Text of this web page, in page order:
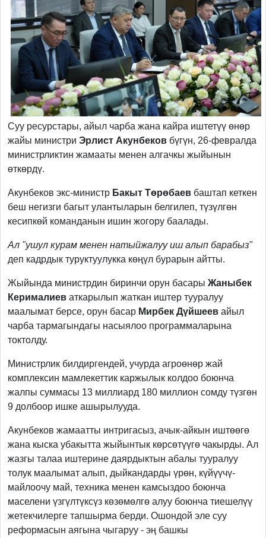
Суу ресурстары, айыл чарба жана кайра иштетүү өнөр
жайы министри Эрлист Акунбеков бүгүн, 26-февралда
министрликтин жамааты менен алгачкы жыйынын
өткөрдү.
Акунбеков экс-министр Бакыт Төрөбаев баштап кеткен
беш негизги багыт улантыларын белгилеп, түзүлгөн
кесипкөй команданын ишин жогору баалады.
Ал "ушул курам менен натыйжалуу иш алып барабыз"
деп кадрдык туруктуулукка көңүл бурарын айтты.
Жыйында министрдин биринчи орун басары Жаныбек
Керималиев аткарылып жаткан иштер тууралуу
маалымат берсе, орун басар Мирбек Дүйшеев айыл
чарба тармагындагы насыялоо программаларына
токтолду.
Министрлик билдиргендей, учурда агроөнөр жай
комплексин мамлекеттик каржылык колдоо боюнча
жалпы суммасы 13 миллиард 180 миллион сомду түзгөн
9 долбоор ишке ашырылууда.
Акунбеков жамаатты интригасыз, ачык-айкын иштөөгө
жана кыска убакытта жыйынтык көрсөтүүгө чакырды. Ал
жазгы талаа иштерине даярдыктын абалы тууралуу
толук маалымат алып, дыйкандарды үрөн, күйүүчү-
майлоочу май, техника менен камсыздоо боюнча
маселени үзгүлтүксүз көзөмөлгө алуу боюнча тиешелүү
жетекчилерге тапшырма берди. Ошондой эле суу
реформасын аягына чыгаруу - эң башкы